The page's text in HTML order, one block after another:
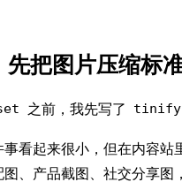
先把图片压缩标
之前，我先写了
看起来很小，但在内容站
、产品截图、社交分享图